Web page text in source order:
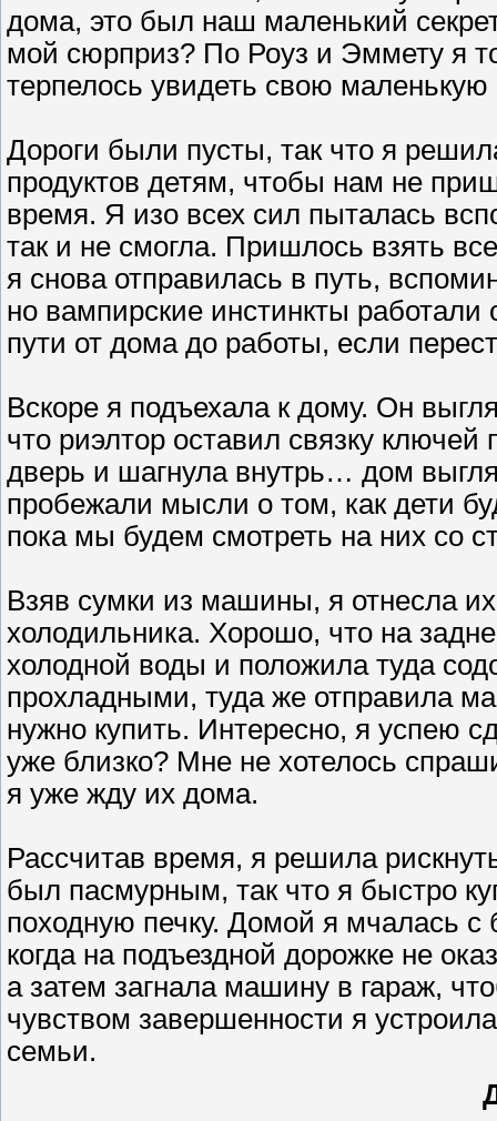
дома, это был наш маленький
мой сюрприз? По Роуз и Эммету я
терпелось увидеть свою
Дороги были пусты, так что я
продуктов детям, чтобы нам не
время. Я изо всех сил пыталась
так и не смогла. Пришлось взять
я снова отправилась в путь,
но вампирские инстинкты
пути от дома до работы, если
Вскоре я подъехала к дому. Он
что риэлтор оставил связку
дверь и шагнула внутрь… дом
пробежали мысли о том, как дети
пока мы будем смотреть на них со
Взяв сумки из машины, я отнесла
холодильника. Хорошо, что на
холодной воды и положила туда
прохладными, туда же отправила
нужно купить. Интересно, я успею
уже близко? Мне не хотелось
я уже жду их дома.
Рассчитав время, я решила
был пасмурным, так что я быстро
походную печку. Домой я мчалась
когда на подъездной дорожке не
а затем загнала машину в гараж,
чувством завершенности я
семьи.